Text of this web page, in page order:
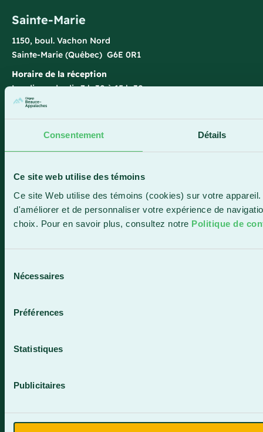
Consentement Détails
Ce site web utilise des témoins
Ce site Web utilise des témoins (cookies) sur votre
d'améliorer et de personnaliser votre expérience de
choix. Pour en savoir plus, consultez notre Politique de
Nécessaires
Préférences
Statistiques
Publicitaires
Sainte-Marie
1150, boul. Vachon Nord
Sainte-Marie (Québec) G6E 0R1
Horaire de la réception
Lundi-vendredi : 7 h 30 à 15 h 30
418 387-8896
Lac-Mégantic
4409, rue Dollard
Horaire de la réception
Lundi-vendredi : 8 h à 16 h